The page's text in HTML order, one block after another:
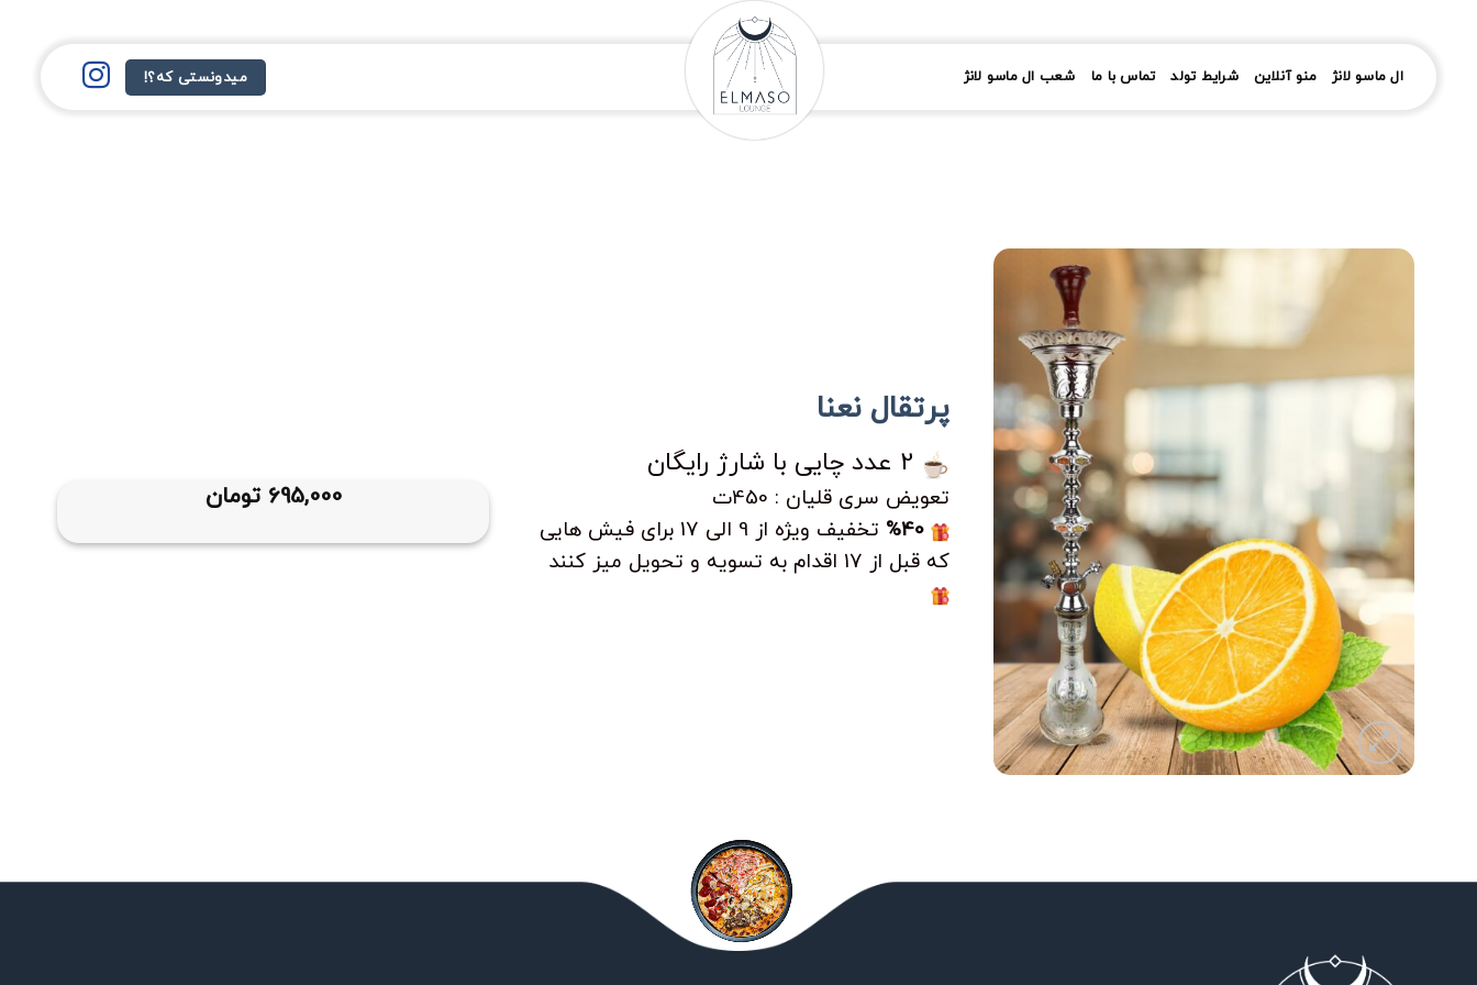
ال ماسو لانژ منو آنلاین شرایط تولد تماس با ما شعب ال ماسو لانژ میدونستی که؟!
پرتقال نعنا
تعویض سری قلیان : 450ت
%40
تخفیف ویژه از 9 الی 17 برای فیش هایی
که قبل از 17 اقدام به تسویه و تحویل میز کنند
695,000 تومان